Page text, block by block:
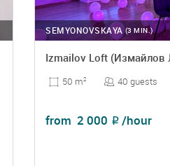
(3 MIN.)
SEMYONOVSKAYA
Izmailov Loft
50 m2 40 guests
from 2 000 ₽ /hour